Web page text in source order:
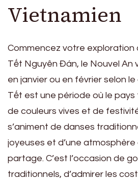
Vietnamien
Commencez votre exploration
Tết Nguyên Đán, le Nouvel An
en janvier ou en février selon
Tết est une période où le
de couleurs vives et de
s’animent de danses
joyeuses et d’une
partage. C’est l’occasion de
traditionnels, d’admirer les